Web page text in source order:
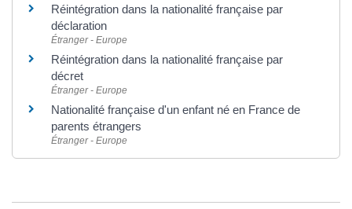
Réintégration dans la nationalité française par
déclaration
Étranger - Europe
Réintégration dans la nationalité française par
décret
Étranger - Europe
Nationalité française d'un enfant né en France de
parents étrangers
Étranger - Europe